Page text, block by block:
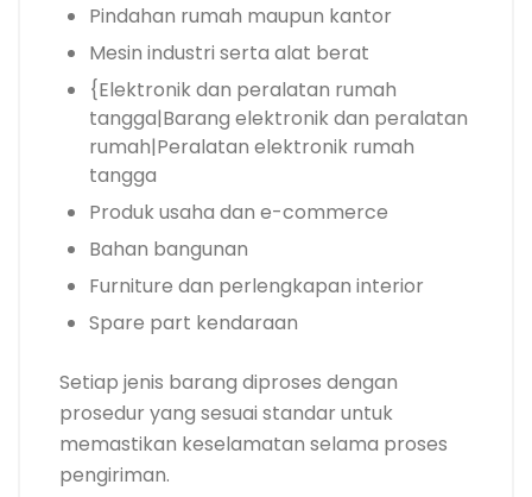
Pindahan rumah maupun kantor
Mesin industri serta alat berat
{Elektronik dan peralatan rumah
tangga|Barang elektronik dan peralatan
rumah|Peralatan elektronik rumah
tangga
Produk usaha dan e-commerce
Bahan bangunan
Furniture dan perlengkapan interior
Spare part kendaraan
Setiap jenis barang diproses dengan
prosedur yang sesuai standar untuk
memastikan keselamatan selama proses
pengiriman.